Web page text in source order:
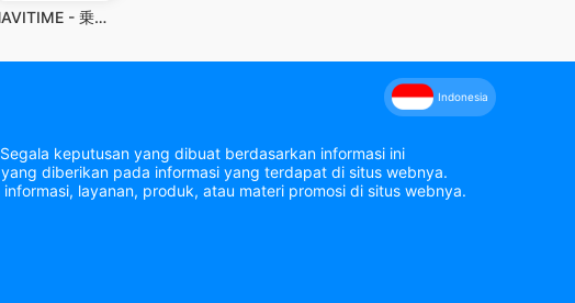
NAVITIME - 乗換案内と地図が1つになった総合ナビ
Indonesia
keputusan yang dibuat berdasarkan informasi ini
diberikan pada informasi yang terdapat di situs webnya.
layanan, produk, atau materi promosi di situs webnya.